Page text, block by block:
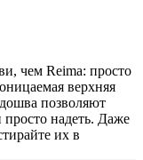
чем Reima: просто
верхняя
позволяют
надеть. Даже
их в